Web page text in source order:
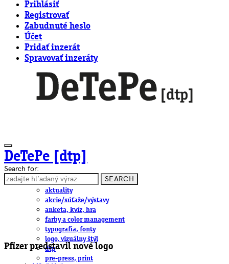
Prihlásiť
Registrovať
Zabudnuté heslo
Účet
Pridať inzerát
Spravovať inzeráty
DeTePe [dtp]
ČLÁNKY
aktuality
akcie/súťaže/výstavy
anketa, kvíz, hra
farby a color management
typografia, fonty
logo, vizuálny štýl
dtp
pre-press, print
Search for:
SEARCH
Pfizer predstavil nové logo